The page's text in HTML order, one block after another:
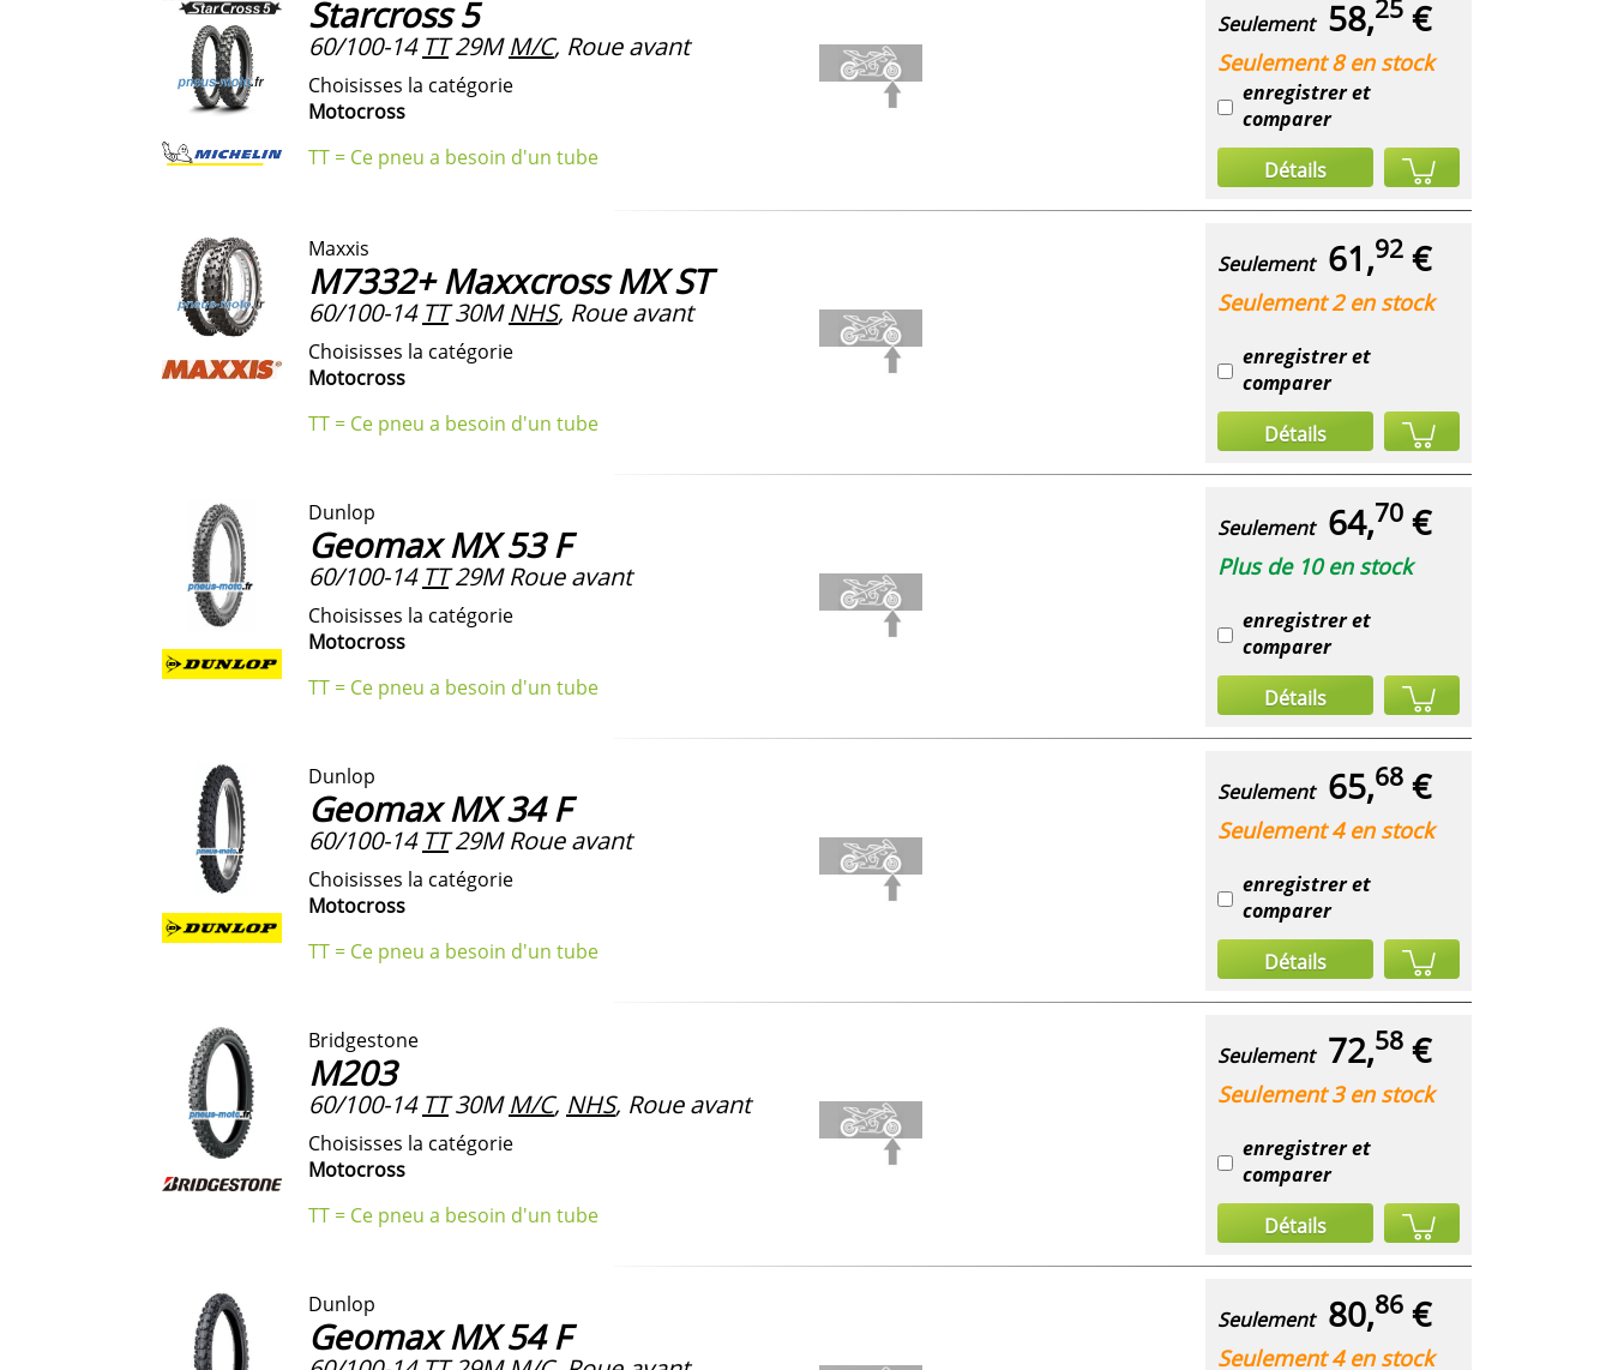
Starcross 5
60/100-14 TT29M M/C, Roue avant
Choisisses la catégorie
Motocross
TT = Ce pneu a besoin d'un tube
Seulement 58,25 €
Seulement 8 en stock
enregistrer et
comparer
Détails
Maxxis
M7332+ Maxxcross MX ST
60/100-14 TT30M NHS, Roue avant
Choisisses la catégorie
Motocross
TT = Ce pneu a besoin d'un tube
Seulement 61,92 €
Seulement 2 en stock
enregistrer et
comparer
Détails
Dunlop
Geomax MX 53 F
60/100-14 TT29M Roue avant
Choisisses la catégorie
Motocross
TT = Ce pneu a besoin d'un tube
Seulement 64,70 €
Plus de 10 en stock
enregistrer et
comparer
Détails
Dunlop
Geomax MX 34 F
60/100-14 TT29M Roue avant
Choisisses la catégorie
Motocross
TT = Ce pneu a besoin d'un tube
Seulement 65,68 €
Seulement 4 en stock
enregistrer et
comparer
Détails
Bridgestone
M203
60/100-14 TT30M M/C, NHS, Roue avant
Choisisses la catégorie
Motocross
TT = Ce pneu a besoin d'un tube
Seulement 72,58 €
Seulement 3 en stock
enregistrer et
comparer
Détails
Dunlop
Geomax MX 54 F Seulement 80,86 €
Seulement 4 en stock